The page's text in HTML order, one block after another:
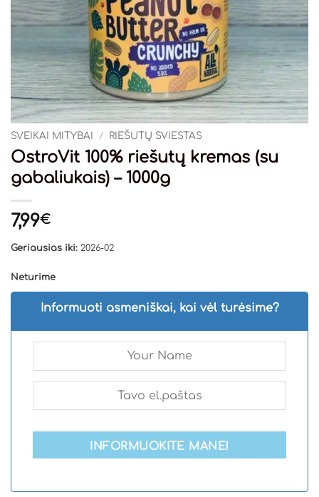
SVEIKAI MITYBAI / RIEŠUTŲ SVIESTAS
OstroVit 100% riešutų kremas (su
gabaliukais) – 1000g
7,99€
Geriausias iki: 2026-02
Neturime
Informuoti asmeniškai, kai vėl turėsime?
INFORMUOKITE MANE!